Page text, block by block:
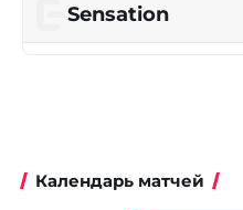
Sensation
Календарь матчей